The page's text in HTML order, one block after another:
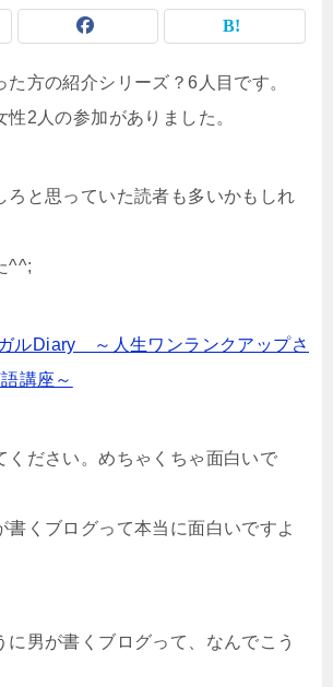
方の紹介シリーズ？6人目です。
性2人の参加がありました。
ろと思っていた読者も多いかもしれ
^^;
ルDiary ～人生ワンランクアップさ
講座～
ください。めちゃくちゃ面白いで
書くブログって本当に面白いですよ
に男が書くブログって、なんでこう